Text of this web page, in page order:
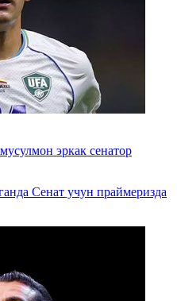
эркак сенатор
Сенат учун праймеризда